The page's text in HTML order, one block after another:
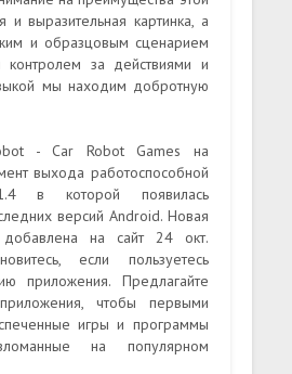
и выразительная картинка, а
и образцовым сценарием
контролем за действиями и
мы находим добротную
- Car Robot Games на
выхода работоспособной
в которой появилась
версий Android. Новая
добавлена на сайт 24 окт.
если пользуетесь
приложения. Предлагайте
чтобы первыми
игры и программы
на популярном